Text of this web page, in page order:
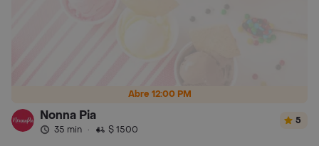
Abre 12:00 PM
Nonna Pia
35 min · $ 1500
5